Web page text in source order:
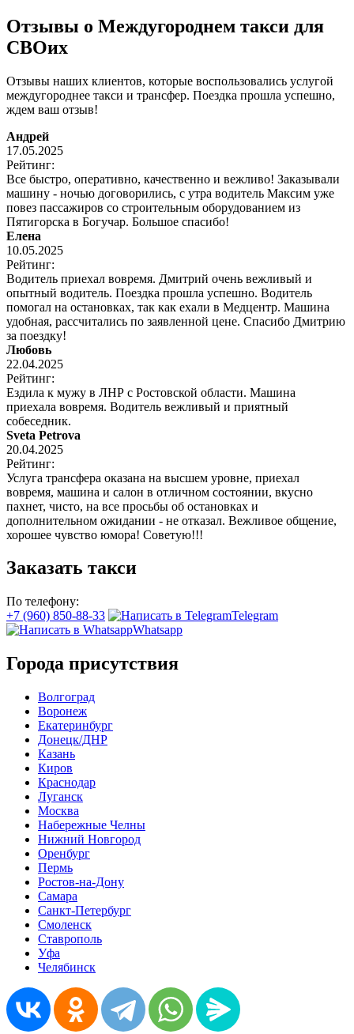
Отзывы о Междугороднем такси для
СВОих
Отзывы наших клиентов, которые воспользовались услугой
междугороднее такси и трансфер. Поездка прошла успешно,
ждем ваш отзыв!
Андрей
17.05.2025
Рейтинг:
Все быстро, оперативно, качественно и вежливо! Заказывали
машину - ночью договорились, с утра водитель Максим уже
повез пассажиров со строительным оборудованием из
Пятигорска в Богучар. Большое спасибо!
Елена
10.05.2025
Рейтинг:
Водитель приехал вовремя. Дмитрий очень вежливый и
опытный водитель. Поездка прошла успешно. Водитель
помогал на остановках, так как ехали в Медцентр. Машина
удобная, рассчитались по заявленной цене. Спасибо Дмитрию
за поездку!
Любовь
22.04.2025
Рейтинг:
Ездила к мужу в ЛНР с Ростовской области. Машина
приехала вовремя. Водитель вежливый и приятный
собеседник.
Sveta Petrova
20.04.2025
Рейтинг:
Услуга трансфера оказана на высшем уровне, приехал
вовремя, машина и салон в отличном состоянии, вкусно
пахнет, чисто, на все просьбы об остановках и
дополнительном ожидании - не отказал. Вежливое общение,
хорошее чувство юмора! Советую!!!
Заказать такси
По телефону:
+7 (960) 850-88-33
Telegram
Whatsapp
Города присутствия
Волгоград
Воронеж
Екатеринбург
Донецк/ДНР
Казань
Киров
Краснодар
Луганск
Москва
Набережные Челны
Нижний Новгород
Оренбург
Пермь
Ростов-на-Дону
Самара
Санкт-Петербург
Смоленск
Ставрополь
Уфа
Челябинск